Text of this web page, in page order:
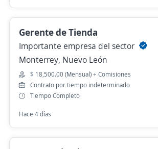
Gerente de Tienda
Importante empresa del sector
Monterrey, Nuevo León
$ 18,500.00 (Mensual) + Comisiones
Contrato por tiempo indeterminado
Tiempo Completo
Hace 4 días